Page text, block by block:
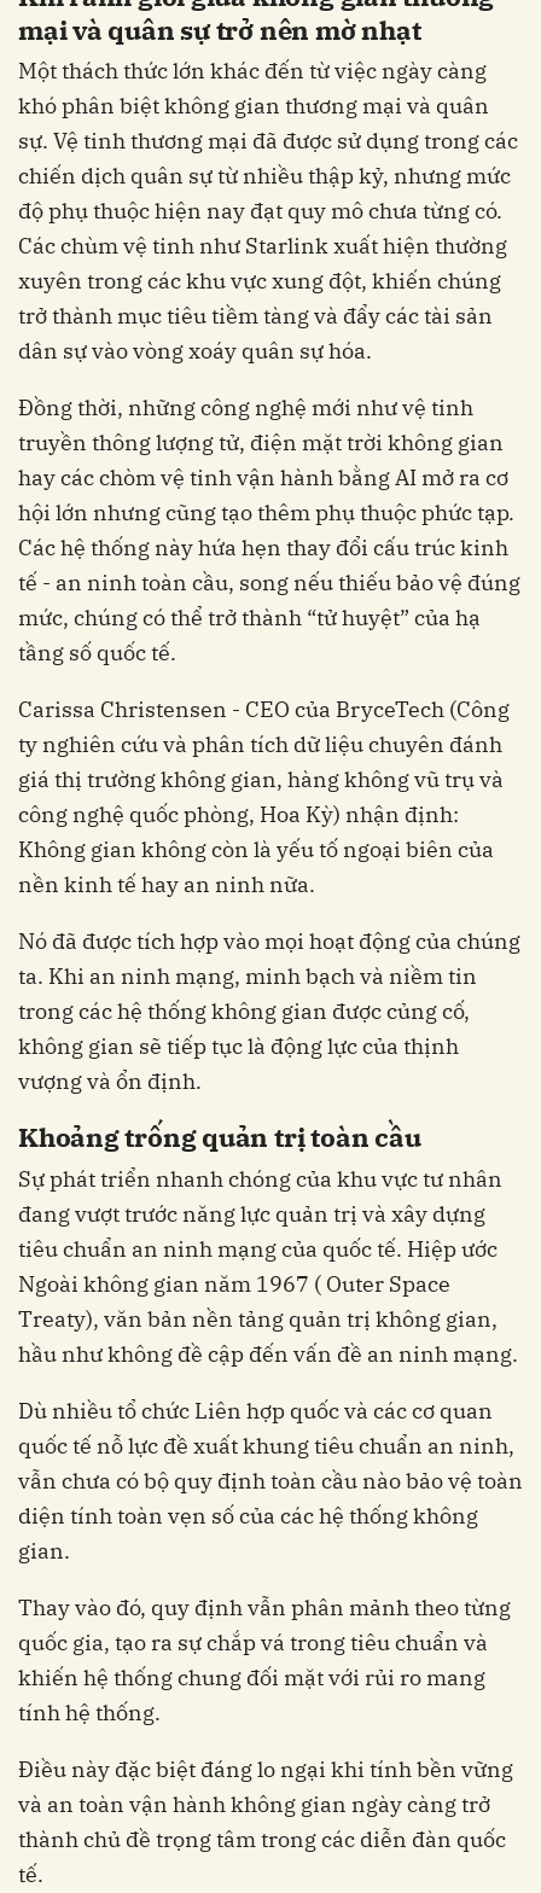
mại và quân sự trở nên mờ nhạt
Một thách thức lớn khác đến từ việc ngày càng
khó phân biệt không gian thương mại và quân
sự. Vệ tinh thương mại đã được sử dụng trong các
chiến dịch quân sự từ nhiều thập kỷ, nhưng mức
độ phụ thuộc hiện nay đạt quy mô chưa từng có.
Các chùm vệ tinh như Starlink xuất hiện thường
xuyên trong các khu vực xung đột, khiến chúng
trở thành mục tiêu tiềm tàng và đẩy các tài sản
dân sự vào vòng xoáy quân sự hóa.
Đồng thời, những công nghệ mới như vệ tinh
truyền thông lượng tử, điện mặt trời không gian
hay các chòm vệ tinh vận hành bằng AI mở ra cơ
hội lớn nhưng cũng tạo thêm phụ thuộc phức tạp.
Các hệ thống này hứa hẹn thay đổi cấu trúc kinh
tế - an ninh toàn cầu, song nếu thiếu bảo vệ đúng
mức, chúng có thể trở thành “tử huyệt” của hạ
tầng số quốc tế.
Carissa Christensen - CEO của BryceTech (Công
ty nghiên cứu và phân tích dữ liệu chuyên đánh
giá thị trường không gian, hàng không vũ trụ và
công nghệ quốc phòng, Hoa Kỳ) nhận định:
Không gian không còn là yếu tố ngoại biên của
nền kinh tế hay an ninh nữa.
Nó đã được tích hợp vào mọi hoạt động của chúng
ta. Khi an ninh mạng, minh bạch và niềm tin
trong các hệ thống không gian được củng cố,
không gian sẽ tiếp tục là động lực của thịnh
vượng và ổn định.
Khoảng trống quản trị toàn cầu
Sự phát triển nhanh chóng của khu vực tư nhân
đang vượt trước năng lực quản trị và xây dựng
tiêu chuẩn an ninh mạng của quốc tế. Hiệp ước
Ngoài không gian năm 1967 ( Outer Space
Treaty), văn bản nền tảng quản trị không gian,
hầu như không đề cập đến vấn đề an ninh mạng.
Dù nhiều tổ chức Liên hợp quốc và các cơ quan
quốc tế nỗ lực đề xuất khung tiêu chuẩn an ninh,
vẫn chưa có bộ quy định toàn cầu nào bảo vệ toàn
diện tính toàn vẹn số của các hệ thống không
gian.
Thay vào đó, quy định vẫn phân mảnh theo từng
quốc gia, tạo ra sự chắp vá trong tiêu chuẩn và
khiến hệ thống chung đối mặt với rủi ro mang
tính hệ thống.
Điều này đặc biệt đáng lo ngại khi tính bền vững
và an toàn vận hành không gian ngày càng trở
thành chủ đề trọng tâm trong các diễn đàn quốc
tế.